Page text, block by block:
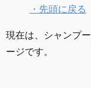
・先頭に戻る
現在は、シャンプ
ージです。